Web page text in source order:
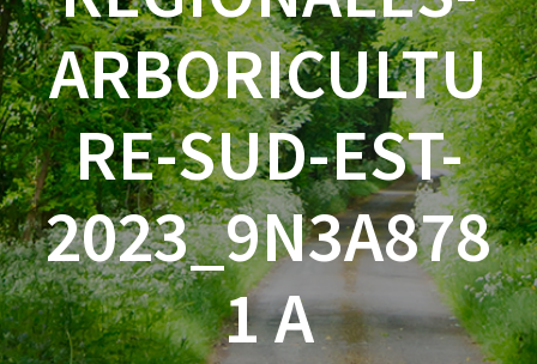
ARBORICULTU
RE-SUD-EST-
2023_9N3A878
1 A